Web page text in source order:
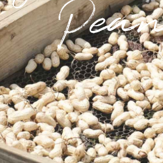
小川のこだわり
店舗・会社案内
商品一覧
通販のご案内
マイページ
ログイン